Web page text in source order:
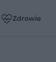
Zdrowie